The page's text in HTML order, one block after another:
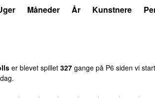
Måneder År Kunstnere
er blevet spillet 327 gange på P6 siden vi